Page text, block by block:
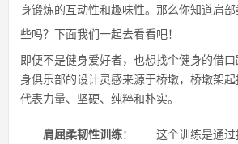
身锻炼的互动性和趣味性。那么你知道肩
些吗？下面我们一起去看看吧！
即便不是健身爱好者，也想找个健身的借
身俱乐部的设计灵感来源于桥墩，桥墩架起
代表力量、坚硬、纯粹和朴实。
肩屈柔韧性训练： 这个训练是通过